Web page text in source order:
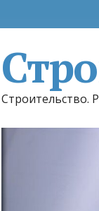
Строительство.